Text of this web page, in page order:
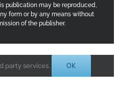
publication may be reproduced,
form or by any means without
of the publisher.
party services. OK